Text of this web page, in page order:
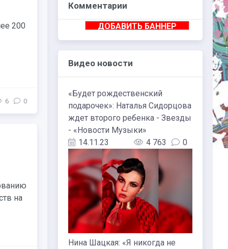
200
6 0
на
Комментарии
ДОБАВИТЬ БАННЕР
Видео новости
«Будет рождественский
подарочек»: Наталья Сидорцова
ждет второго ребенка - Звезды
- «Новости Музыки»
14.11.23
4 763 0
Нина Шацкая: «Я никогда не